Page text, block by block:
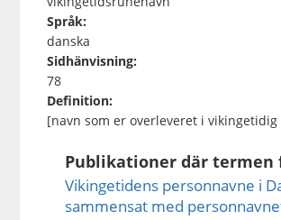
Språk:
danska
Sidhänvisning:
78
Definition:
[navn som er overleveret i
Publikationer där termen
Vikingetidens personnavne i
sammensat med